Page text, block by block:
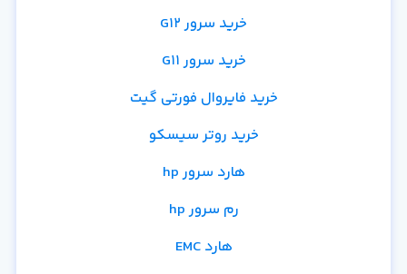
خرید سرور G12
خرید سرور G11
خرید فایروال فورتی گیت
خرید روتر سیسکو
هارد سرور hp
رم سرور hp
هارد EMC